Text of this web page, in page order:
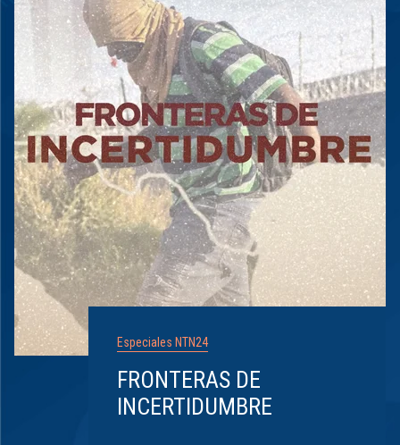
Especiales NTN24
FRONTERAS DE
INCERTIDUMBRE